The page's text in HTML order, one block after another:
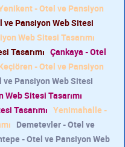
- Otel ve Pansiyon
ve Pansiyon Web Sitesi
Web Sitesi Tasarımı
Tasarımı Çankaya - Otel
- Otel ve Pansiyon
ve Pansiyon Web Sitesi
Sitesi Tasarımı
Tasarımı Yenimahalle -
Demetevler - Otel ve
- Otel ve Pansiyon Web